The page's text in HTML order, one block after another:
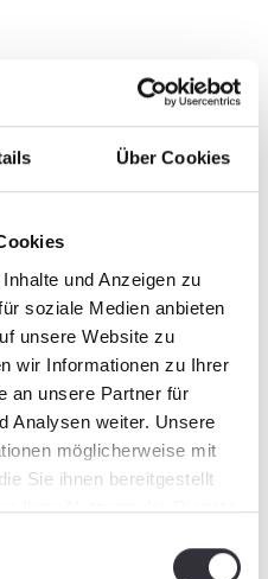
Über Cookies
und Anzeigen zu
soziale Medien anbieten
unsere Website zu
wir Informationen zu Ihrer
an unsere Partner für
Analysen weiter. Unsere
möglicherweise mit
Sie ihnen bereitgestellt
Ihrer Nutzung der Dienste